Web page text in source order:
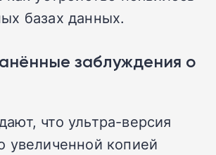
базах данных.
заблуждения о
что ультра-версия
увеличенной копией